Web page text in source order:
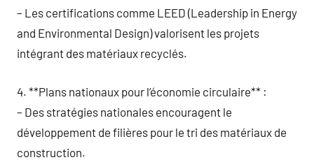
– Les certifications comme LEED (Leadership in Energy
and Environmental Design) valorisent les projets
intégrant des matériaux recyclés.
4. **Plans nationaux pour l’économie circulaire** :
– Des stratégies nationales encouragent le
développement de filières pour le tri des matériaux de
construction.